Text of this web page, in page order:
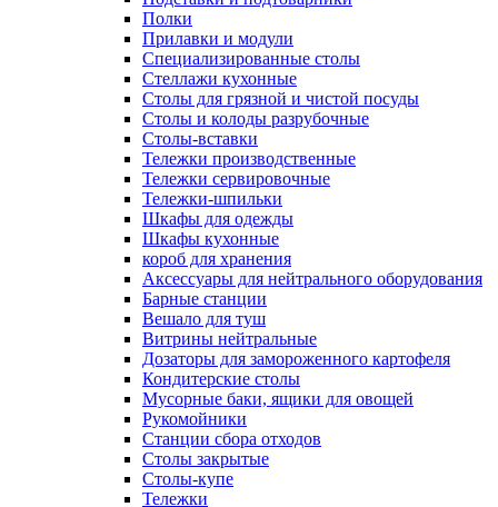
Полки
Прилавки и модули
Специализированные столы
Стеллажи кухонные
Столы для грязной и чистой посуды
Столы и колоды разрубочные
Столы-вставки
Тележки производственные
Тележки сервировочные
Тележки-шпильки
Шкафы для одежды
Шкафы кухонные
короб для хранения
Аксессуары для нейтрального оборудования
Барные станции
Вешало для туш
Витрины нейтральные
Дозаторы для замороженного картофеля
Кондитерские столы
Мусорные баки, ящики для овощей
Рукомойники
Станции сбора отходов
Столы закрытые
Столы-купе
Тележки